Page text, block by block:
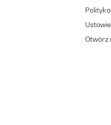
Otwórz